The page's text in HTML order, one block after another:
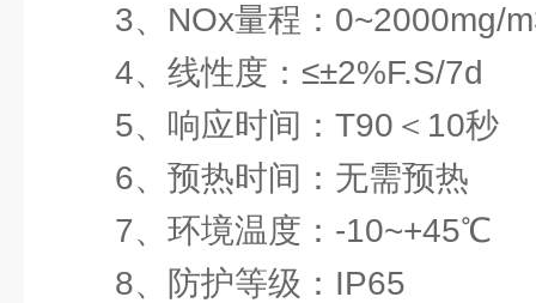
3、NOx量程：0~2000mg/
4、线性度：≤±2%F.S/7d
5、响应时间：T90＜10秒
6、预热时间：无需预热
7、环境温度：-10~+45℃
8、防护等级：IP65